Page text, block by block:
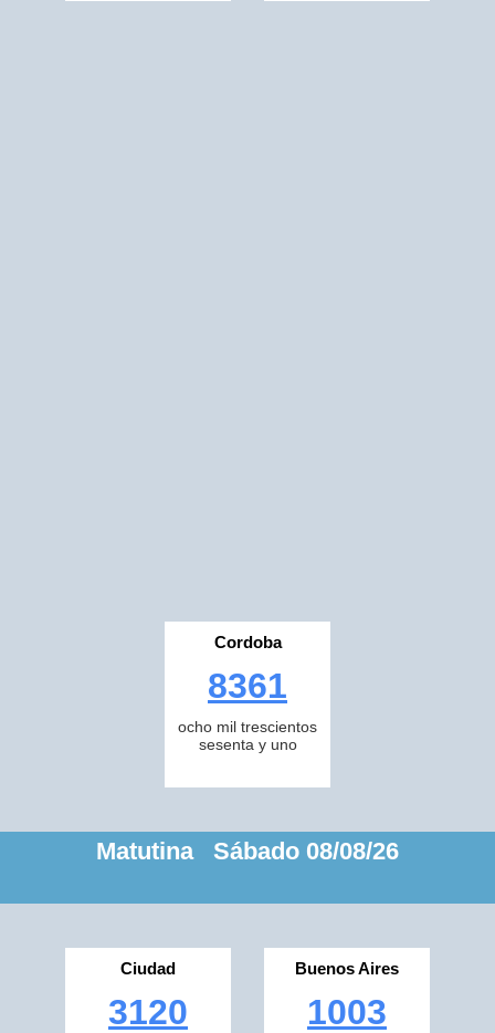
Cordoba
8361
ocho mil trescientos
sesenta y uno
Matutina Sábado 08/08/26
Ciudad
3120
Buenos Aires
1003